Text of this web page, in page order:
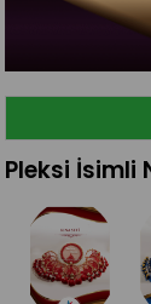
Pleksi İsimli